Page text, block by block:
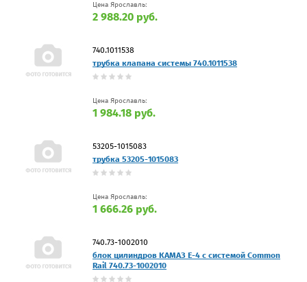
Цена Ярославль:
2 988.20 руб.
740.1011538
трубка клапана системы 740.1011538
Цена Ярославль:
1 984.18 руб.
53205-1015083
трубка 53205-1015083
Цена Ярославль:
1 666.26 руб.
740.73-1002010
блок цилиндров КАМАЗ Е-4 с системой Common
Rail 740.73-1002010